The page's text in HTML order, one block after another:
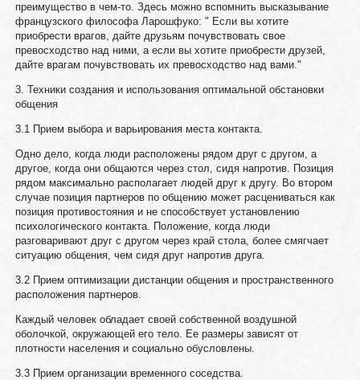
преимущество в чем-то. Здесь можно вспомнить высказывание
французского философа Ларошфуко: " Если вы хотите
приобрести врагов, дайте друзьям почувствовать свое
превосходство над ними, а если вы хотите приобрести друзей,
дайте врагам почувствовать их превосходство над вами."
3. Техники создания и использования оптимальной обстановки
общения
3.1 Прием выбора и варьирования места контакта.
Одно дело, когда люди расположены рядом друг с другом, а
другое, когда они общаются через стол, сидя напротив. Позиция
рядом максимально располагает людей друг к другу. Во втором
случае позиция партнеров по общению может расцениваться как
позиция противостояния и не способствует установлению
психологического контакта. Положение, когда люди
разговаривают друг с другом через край стола, более смягчает
ситуацию общения, чем сидя друг напротив друга.
3.2 Прием оптимизации дистанции общения и пространственного
расположения партнеров.
Каждый человек обладает своей собственной воздушной
оболочкой, окружающей его тело. Ее размеры зависят от
плотности населения и социально обусловлены.
3.3 Прием организации временного соседства.